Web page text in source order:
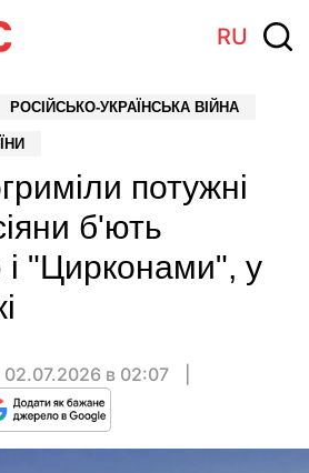
RU
РОСІЙСЬКО-УКРАЇНСЬКА ВІЙНА
потужні
б'ють
і "Цирконами", у
02.07.2026 в 02:07